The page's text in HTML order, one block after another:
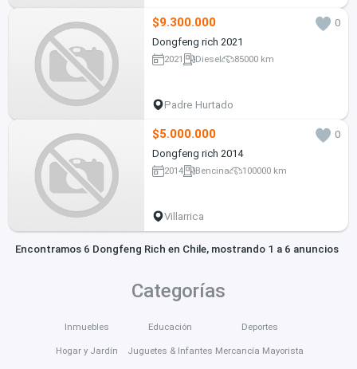
$9.300.000
0
Dongfeng rich 2021
2021 Diesel 85000 km
Padre Hurtado
$5.000.000
0
Dongfeng rich 2014
2014 Bencina 100000 km
Villarrica
Encontramos 6 Dongfeng Rich en Chile, mostrando 1 a 6 anuncios
Categorías
Inmuebles
Hogar y Jardín
Educación
Juguetes & Infantes
Deportes
Mercancía Mayorista